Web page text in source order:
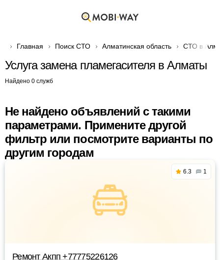
Главная Поиск СТО Алматинская область СТО в
Услуга замена пламегасителя в Алматы
Найдено 0 служб
Не найдено объявлений с такими
параметрами. Примените другой
фильтр или посмотрите варианты по
другим городам
6.3 1
Ремонт Акпп +77775226126